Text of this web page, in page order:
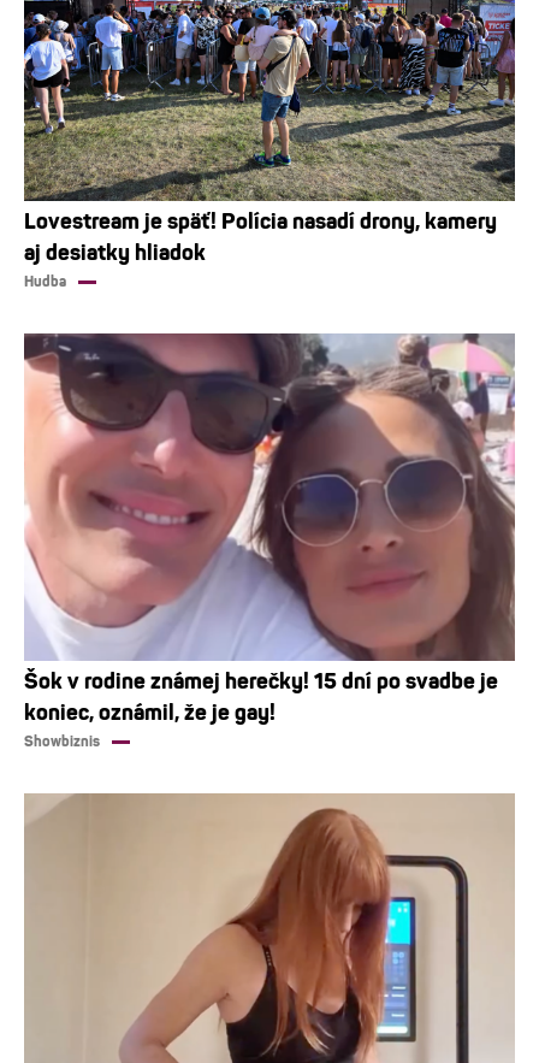
Lovestream je späť! Polícia nasadí drony, kamery
aj desiatky hliadok
Hudba
Šok v rodine známej herečky! 15 dní po svadbe je
koniec, oznámil, že je gay!
Showbiznis